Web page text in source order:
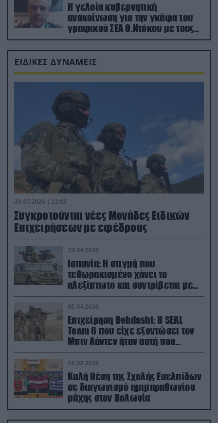
Η γελοία κυβερνητική
ανακοίνωση για την γκάφα του
γραφικού ΣΕΑ Θ.Ντόκου με τους
Ρώσους φαρσέρ
ΕΙΔΙΚΕΣ ΔΥΝΑΜΕΙΣ
29.07.2026 | 22:02
Συγκροτούνται νέες Μονάδες Ειδικών
Επιχειρήσεων με εφέδρους
23.04.2026
Ισπανία: Η στιγμή που
τεθωρακισμένο χάνει το
αλεξίπτωτο και συντρίβεται με
ορμή στο έδαφος (βίντεο)
05.04.2026
Επιχείρηση Dehdasht: Η SEAL
Team 6 που είχε εξοντώσει τον
Μπιν Λάντεν ήταν αυτή που
διέσωσε τον πιλότο του F-15
15.02.2026
Καλή θέση της Σχολής Ευελπίδων
σε διαγωνισμό ημιμαραθωνίου
μάχης στον Πολωνία